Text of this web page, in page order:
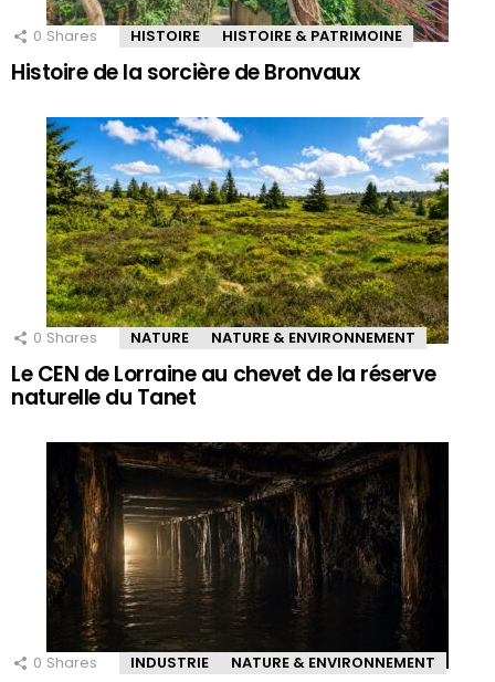
0 Shares HISTOIRE HISTOIRE & PATRIMOINE
Histoire de la sorcière de Bronvaux
0 Shares NATURE NATURE & ENVIRONNEMENT
Le CEN de Lorraine au chevet de la réserve
naturelle du Tanet
0 Shares INDUSTRIE NATURE & ENVIRONNEMENT